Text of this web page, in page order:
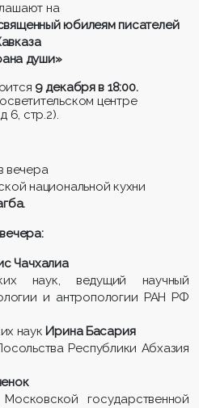
на
юбилеям писателей
души»
9 декабря в 18:00.
центре
6, стр.2).
вечера
национальной кухни
Чачхалиа
наук, ведущий научный
и антропологии РАН РФ
наук Ирина Басария
Республики Абхазия
государственной